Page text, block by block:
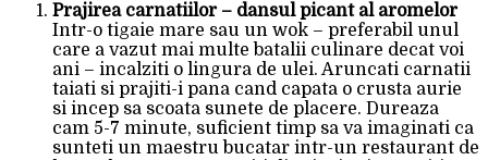
Prajirea carnatiilor – dansul picant al aromelor
Intr-o tigaie mare sau un wok – preferabil unul
care a vazut mai multe batalii culinare decat voi
ani – incalziti o lingura de ulei. Aruncati carnatii
taiati si prajiti-i pana cand capata o crusta aurie
si incep sa scoata sunete de placere. Dureaza
cam 5-7 minute, suficient timp sa va imaginati ca
sunteti un maestru bucatar intr-un restaurant de